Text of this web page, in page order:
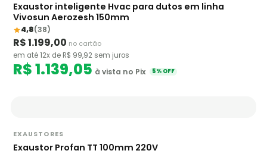
Exaustor inteligente Hvac para dutos em linha
Vivosun Aerozesh 150mm
4,8(38)
R$ 1.199,00 no cartão
em até 12x de R$ 99,92 sem juros
R$ 1.139,05 à vista no Pix 5% OFF
EXAUSTORES
Exaustor Profan TT 100mm 220V